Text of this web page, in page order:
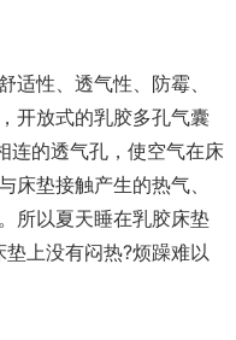
适性、透气性、防霉、
开放式的乳胶多孔气囊
的透气孔，使空气在床
床垫接触产生的热气、
所以夏天睡在乳胶床垫
上没有闷热?烦躁难以